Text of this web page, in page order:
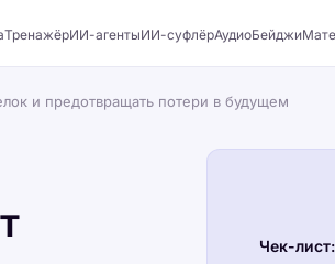
ТренажёрИИ-агентыИИ-суфлёрАудиоБейджи
и предотвращать потери в будущем
Чек-